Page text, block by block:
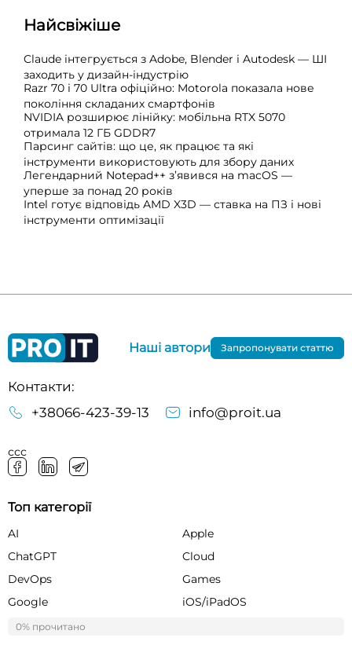
Найсвіжіше
Claude інтегрується з Adobe, Blender і Autodesk — ШІ
заходить у дизайн-індустрію
Razr 70 і 70 Ultra офіційно: Motorola показала нове
покоління складаних смартфонів
NVIDIA розширює лінійку: мобільна RTX 5070
отримала 12 ГБ GDDR7
Парсинг сайтів: що це, як працює та які
інструменти використовують для збору даних
Легендарний Notepad++ з’явився на macOS —
уперше за понад 20 років
Intel готує відповідь AMD X3D — ставка на ПЗ і нові
інструменти оптимізації
0% прочитано
0%
Контакти:
+38066-423-39-13
info@proit.ua
ссс
Наші автори Запропонувати статтю
Топ категорії
AI
Apple
ChatGPT
Cloud
DevOps
Games
Google
iOS/iPadOS
iPhone